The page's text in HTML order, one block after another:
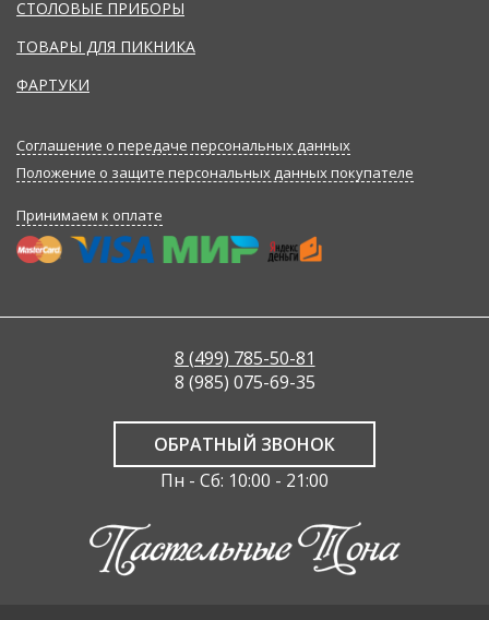
СТОЛОВЫЕ ПРИБОРЫ
ТОВАРЫ ДЛЯ ПИКНИКА
ФАРТУКИ
Соглашение о передаче персональных данных
Положение о защите персональных данных покупателе
Принимаем к оплате
8 (499) 785-50-81
8 (985) 075-69-35
ОБРАТНЫЙ ЗВОНОК
Пн - Сб: 10:00 - 21:00